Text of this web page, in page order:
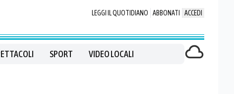
LEGGI IL QUOTIDIANO ABBONATI ACCEDI
SPORT VIDEO LOCALI